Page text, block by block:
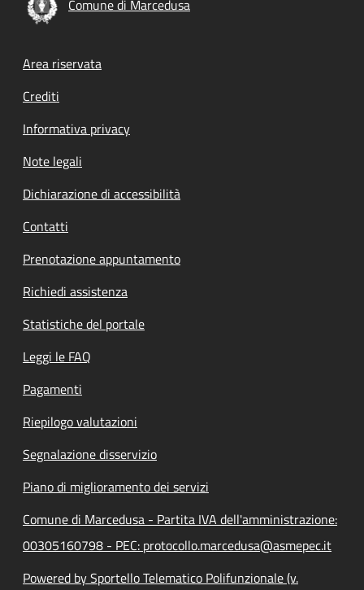
Comune di Marcedusa
Footer menu
Area riservata
Crediti
Informativa privacy
Note legali
Dichiarazione di accessibilità
Contatti
Prenotazione appuntamento
Richiedi assistenza
Statistiche del portale
Leggi le FAQ
Pagamenti
Riepilogo valutazioni
Segnalazione disservizio
Piano di miglioramento dei servizi
Comune di Marcedusa - Partita IVA dell'amministrazione:
00305160798 - PEC: protocollo.marcedusa@asmepec.it
Powered by Sportello Telematico Polifunzionale (v.